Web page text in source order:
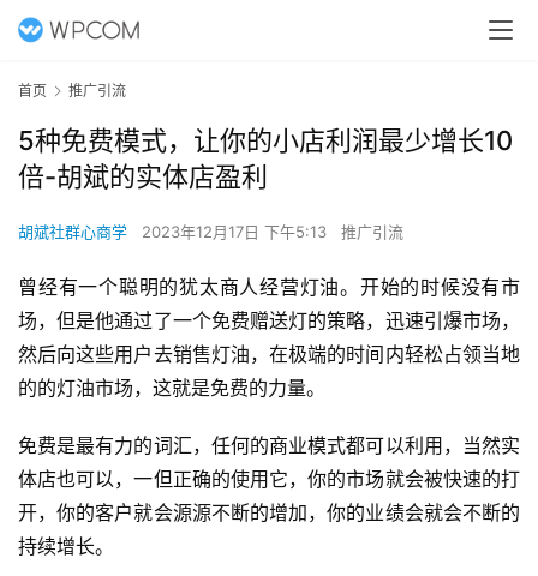
首页 推广引流
5种免费模式，让你的小店利润最少增长10
倍-胡斌的实体店盈利
胡斌社群心商学 2023年12月17日 下午5:13 推广引流
曾经有一个聪明的犹太商人经营灯油。开始的时候没有市
场，但是他通过了一个免费赠送灯的策略，迅速引爆市场，
然后向这些用户去销售灯油，在极端的时间内轻松占领当地
的的灯油市场，这就是免费的力量。
免费是最有力的词汇，任何的商业模式都可以利用，当然实
体店也可以，一但正确的使用它，你的市场就会被快速的打
开，你的客户就会源源不断的增加，你的业绩会就会不断的
持续增长。